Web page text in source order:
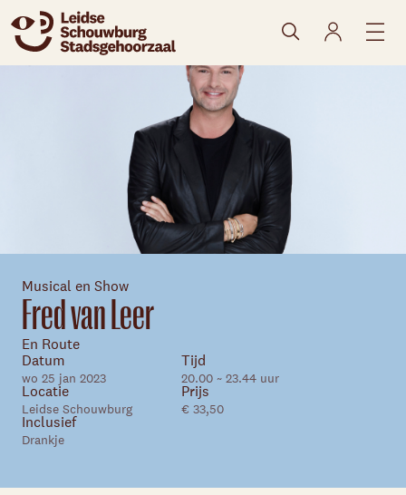
naar agenda
Musical en Show
Fred van Leer
En Route
Datum
wo 25 jan 2023
Tijd
20.00 ~ 23.44 uur
Locatie
Leidse Schouwburg
Prijs
€ 33,50
Inclusief
Drankje